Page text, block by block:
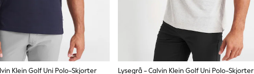
Klein Golf Uni Polo-Skjorter Lysegrå - Calvin Klein Golf Uni Polo-Skjorter